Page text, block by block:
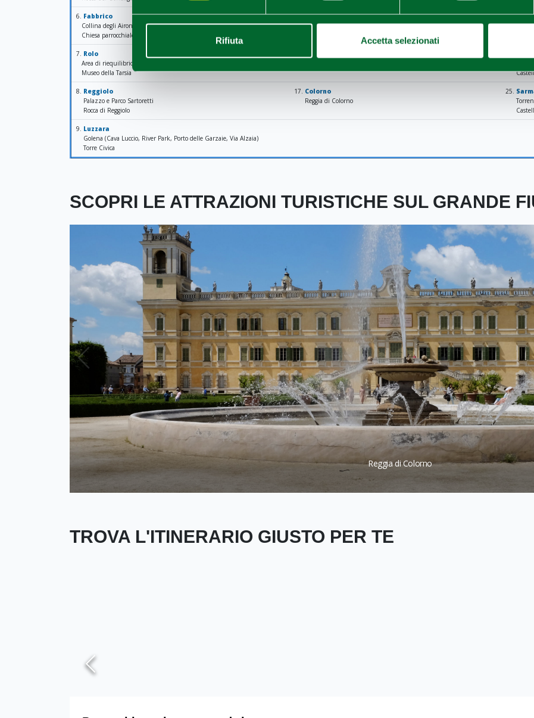
Rifiuta Accetta selezionati
6. Fabbrico
Collina degli Aironi
Chiesa parrocchiale Santa Maria Assunta
15.Gattatico
Fiume Enza
23.
Ponte
Chiesa
7. Rolo
Area di riequilibrio ecologico Via Dugaro
Museo della Tarsia
Castello
8. Reggiolo
Palazzo e Parco Sartoretti
Rocca di Reggiolo
17. Colorno
Reggia di Colorno
25.
9. Luzzara
Golena (Cava Luccio, River Park, Porto delle Garzaie, Via Alzaia)
Torre Civica
SCOPRI LE ATTRAZIONI TURISTICHE SUL GRANDE
Reggia di Colorno
TROVA L'ITINERARIO GIUSTO PER TE